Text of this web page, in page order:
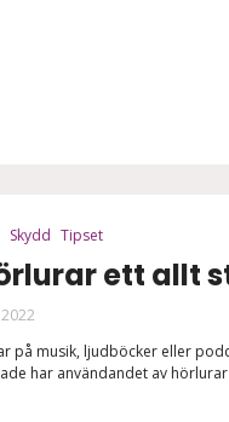
Skydd Tipset
ett allt
på musik, ljudböcker eller
har användandet av